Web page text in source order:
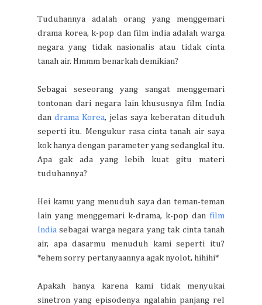
Tuduhannya adalah orang yang menggemari
drama korea, k-pop dan film india adalah warga
negara yang tidak nasionalis atau tidak cinta
tanah air. Hmmm benarkah demikian?
Sebagai seseorang yang sangat menggemari
tontonan dari negara lain khususnya film India
dan drama Korea, jelas saya keberatan dituduh
seperti itu. Mengukur rasa cinta tanah air saya
kok hanya dengan parameter yang sedangkal itu.
Apa gak ada yang lebih kuat gitu materi
tuduhannya?
Hei kamu yang menuduh saya dan teman-teman
lain yang menggemari k-drama, k-pop dan film
India sebagai warga negara yang tak cinta tanah
air, apa dasarmu menuduh kami seperti itu?
*ehem sorry pertanyaannya agak nyolot, hihihi*
Apakah hanya karena kami tidak menyukai
sinetron yang episodenya ngalahin panjang rel